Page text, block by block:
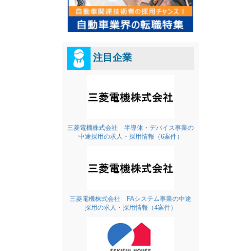
注目企業
三菱電機株式会社 半導体・デバイス事業の
中途採用の求人・採用情報（6案件）
三菱電機株式会社 FAシステム事業の中途
採用の求人・採用情報（4案件）